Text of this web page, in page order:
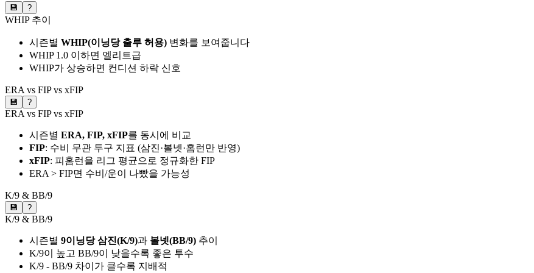
💾 ?
WHIP 추이
시즌별 WHIP(이닝당 출루 허용) 변화를 보여줍니다
WHIP 1.0 이하면 엘리트급
WHIP가 상승하면 컨디션 하락 신호
ERA vs FIP vs xFIP
💾 ?
ERA vs FIP vs xFIP
시즌별 ERA, FIP, xFIP를 동시에 비교
FIP: 수비 무관 투구 지표 (삼진·볼넷·홈런만 반영)
xFIP: 피홈런을 리그 평균으로 정규화한 FIP
ERA > FIP면 수비/운이 나빴을 가능성
K/9 & BB/9
💾 ?
K/9 & BB/9
시즌별 9이닝당 삼진(K/9)과 볼넷(BB/9) 추이
K/9이 높고 BB/9이 낮을수록 좋은 투수
K/9 - BB/9 차이가 클수록 지배적